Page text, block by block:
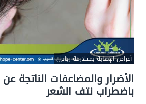
أعراض الإصابة بمتلازمة ربانزل
الأضرار والمضاعفات الناتجة عن
باضطراب نتف الشعر